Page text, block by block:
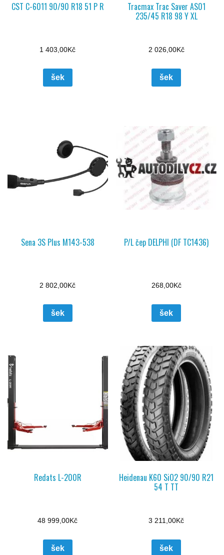
CST C-6011 90/90 R18 51 P R
1 403,00Kč
šek
Tracmax Trac Saver AS01
235/45 R18 98 Y XL
2 026,00Kč
šek
Sena 3S Plus M143-538
2 802,00Kč
šek
P/L čep DELPHI (DF TC1436)
268,00Kč
šek
Redats L-200R
48 999,00Kč
šek
Heidenau K60 SiO2 90/90 R21
54 T TT
3 211,00Kč
šek